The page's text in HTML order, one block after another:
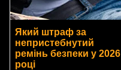
Який штраф за
непристебнутий
ремінь безпеки у 2026
році